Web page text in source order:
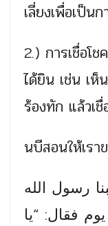
เลี่ยงเพื่อเป็น
2.) การเชื่อโ
ได้ยิน เช่น เห็
ร้องทัก แล้วเ
นบีสอนให้เรา
رسول الله
فقال: “يا